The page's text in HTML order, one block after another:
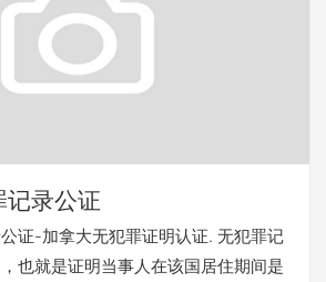
记录公证
证-加拿大无犯罪证明认证. 无犯罪记
也就是证明当事人在该国居住期间是